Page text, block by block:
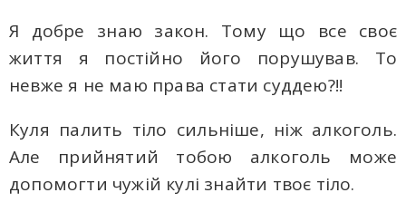
Я добре знаю закон. Тому що все своє
життя я постійно його порушував. То
невже я не маю права стати суддею?!!
Куля палить тіло сильніше, ніж алкоголь.
Але прийнятий тобою алкоголь може
допомогти чужій кулі знайти твоє тіло.